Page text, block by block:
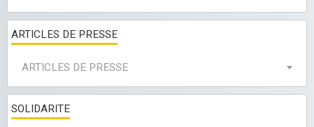
ARTICLES DE PRESSE
ARTICLES DE PRESSE
SOLIDARITE